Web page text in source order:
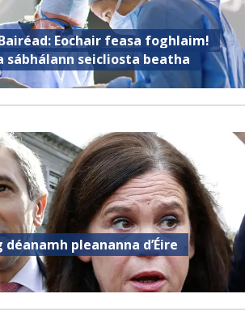
Eochair feasa foghlaim!
sábhálann seicliosta beatha
déanamh pleananna d’Éire